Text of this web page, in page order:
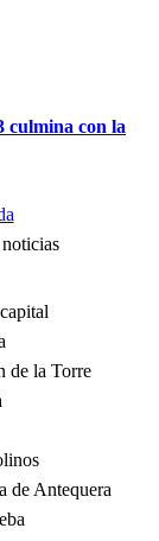
culmina con la
de la Torre
de Antequera